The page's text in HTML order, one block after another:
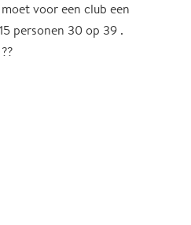
voor een club een
personen 30 op 39 .